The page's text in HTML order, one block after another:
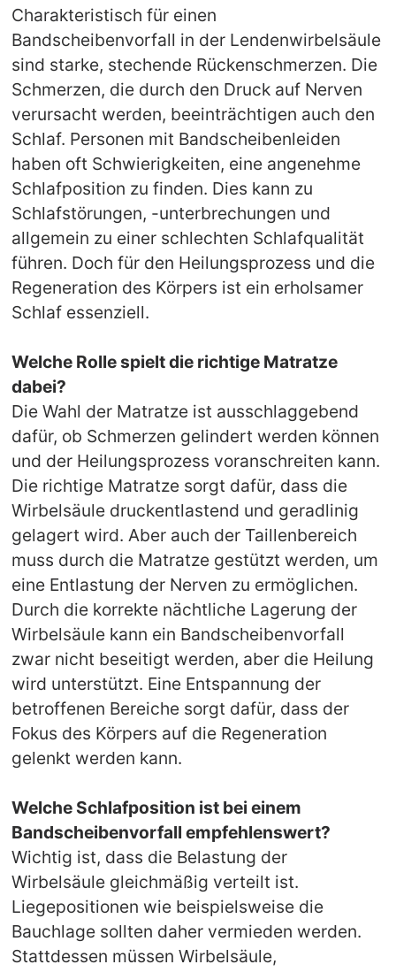
Charakteristisch für einen
Bandscheibenvorfall in der Lendenwirbelsäule
sind starke, stechende Rückenschmerzen. Die
Schmerzen, die durch den Druck auf Nerven
verursacht werden, beeinträchtigen auch den
Schlaf. Personen mit Bandscheibenleiden
haben oft Schwierigkeiten, eine angenehme
Schlafposition zu finden. Dies kann zu
Schlafstörungen, -unterbrechungen und
allgemein zu einer schlechten Schlafqualität
führen. Doch für den Heilungsprozess und die
Regeneration des Körpers ist ein erholsamer
Schlaf essenziell.
Welche Rolle spielt die richtige Matratze
dabei?
Die Wahl der Matratze ist ausschlaggebend
dafür, ob Schmerzen gelindert werden können
und der Heilungsprozess voranschreiten kann.
Die richtige Matratze sorgt dafür, dass die
Wirbelsäule druckentlastend und geradlinig
gelagert wird. Aber auch der Taillenbereich
muss durch die Matratze gestützt werden, um
eine Entlastung der Nerven zu ermöglichen.
Durch die korrekte nächtliche Lagerung der
Wirbelsäule kann ein Bandscheibenvorfall
zwar nicht beseitigt werden, aber die Heilung
wird unterstützt. Eine Entspannung der
betroffenen Bereiche sorgt dafür, dass der
Fokus des Körpers auf die Regeneration
gelenkt werden kann.
Welche Schlafposition ist bei einem
Bandscheibenvorfall empfehlenswert?
Wichtig ist, dass die Belastung der
Wirbelsäule gleichmäßig verteilt ist.
Liegepositionen wie beispielsweise die
Bauchlage sollten daher vermieden werden.
Stattdessen müssen Wirbelsäule,